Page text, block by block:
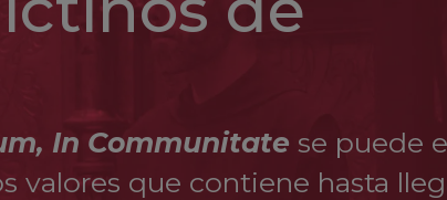
se retiró a Nápoles, donde murió el 7 de agosto de
In Communitate se puede
valores que contiene hasta